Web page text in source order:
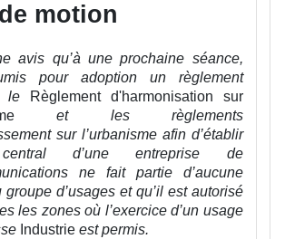
motion
avis qu’à une prochaine séance,
pour adoption un règlement
le
Règlement d'harmonisation sur
et les règlements
sur l’urbanisme afin d’établir
d’une entreprise de
ne fait partie d’aucune
d’usages et qu’il est autorisé
les zones où l’exercice d’un usage
Industrie est permis.